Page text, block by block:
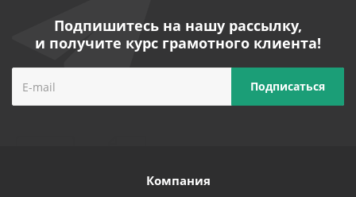
Подпишитесь на нашу рассылку,
и получите курс грамотного клиента!
Компания